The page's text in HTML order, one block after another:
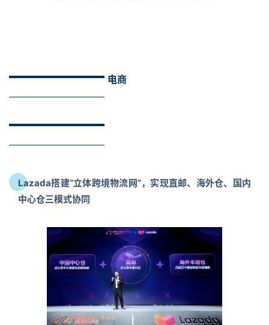
电商
Lazada搭建“立体跨境物流网”，实现直邮、海外仓、国内
中心仓三模式协同